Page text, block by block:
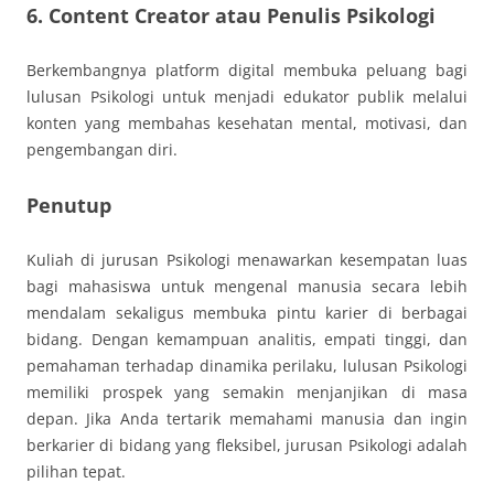
6. Content Creator atau Penulis Psikologi
Berkembangnya platform digital membuka peluang bagi
lulusan Psikologi untuk menjadi edukator publik melalui
konten yang membahas kesehatan mental, motivasi, dan
pengembangan diri.
Penutup
Kuliah di jurusan Psikologi menawarkan kesempatan luas
bagi mahasiswa untuk mengenal manusia secara lebih
mendalam sekaligus membuka pintu karier di berbagai
bidang. Dengan kemampuan analitis, empati tinggi, dan
pemahaman terhadap dinamika perilaku, lulusan Psikologi
memiliki prospek yang semakin menjanjikan di masa
depan. Jika Anda tertarik memahami manusia dan ingin
berkarier di bidang yang fleksibel, jurusan Psikologi adalah
pilihan tepat.